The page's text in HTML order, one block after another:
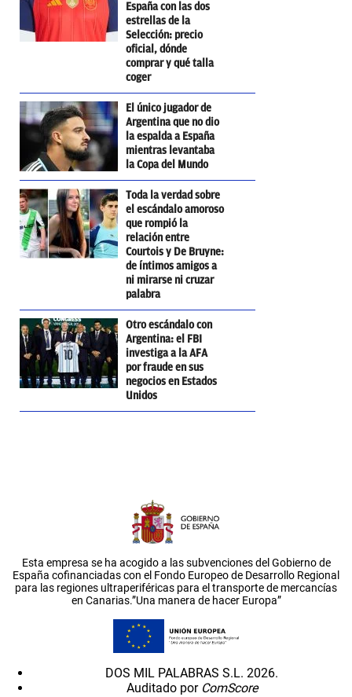
España con las dos
estrellas de la
Selección: precio
oficial, dónde
comprar y qué talla
coger
El único jugador de
Argentina que no dio
la espalda a España
mientras levantaba
la Copa del Mundo
Toda la verdad sobre
el escándalo amoroso
que rompió la
relación entre
Courtois y De Bruyne:
de íntimos amigos a
ni mirarse ni cruzar
palabra
Otro escándalo con
Argentina: el FBI
investiga a la AFA
por fraude en sus
negocios en Estados
Unidos
Esta empresa se ha acogido a las subvenciones del Gobierno de
España cofinanciadas con el Fondo Europeo de Desarrollo Regional
para las regiones ultraperiféricas para el transporte de mercancías
en Canarias.”Una manera de hacer Europa”
DOS MIL PALABRAS S.L. 2026.
Auditado por ComScore